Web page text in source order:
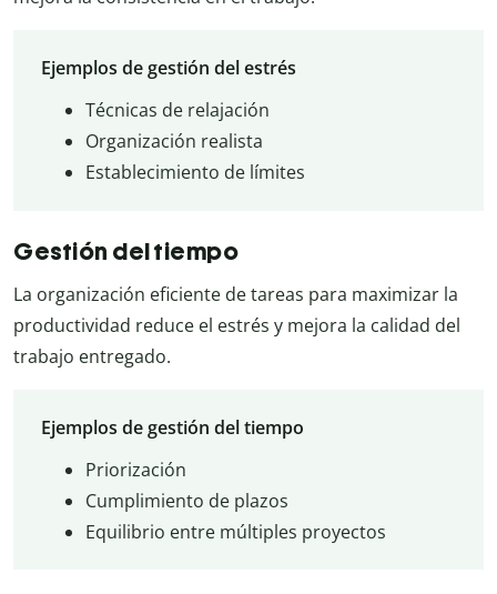
Ejemplos de gestión del estrés
Técnicas de relajación
Organización realista
Establecimiento de límites
Gestión del tiempo
La organización eficiente de tareas para maximizar la
productividad reduce el estrés y mejora la calidad del
trabajo entregado.
Ejemplos de gestión del tiempo
Priorización
Cumplimiento de plazos
Equilibrio entre múltiples proyectos